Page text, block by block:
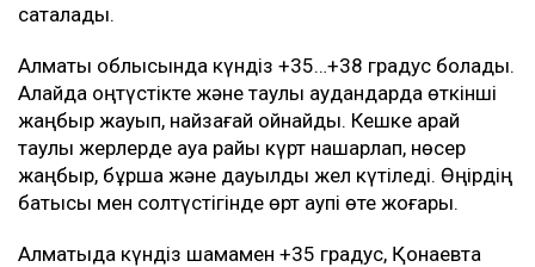
сақталады.
Алматы облысында күндіз +35…+38 градус болады.
Алайда оңтүстікте және таулы аудандарда өткінші
жаңбыр жауып, найзағай ойнайды. Кешке қарай
таулы жерлерде ауа райы күрт нашарлап, нөсер
жаңбыр, бұршақ және дауылды жел күтіледі. Өңірдің
батысы мен солтүстігінде өрт қаупі өте жоғары.
Алматыда күндіз шамамен +35 градус, Қонаевта